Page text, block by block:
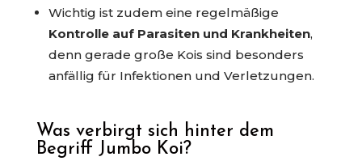
Wichtig ist zudem eine regelmäßige
Kontrolle auf Parasiten und Krankheiten,
denn gerade große Kois sind besonders
anfällig für Infektionen und Verletzungen.
Was verbirgt sich hinter dem
Begriff Jumbo Koi?